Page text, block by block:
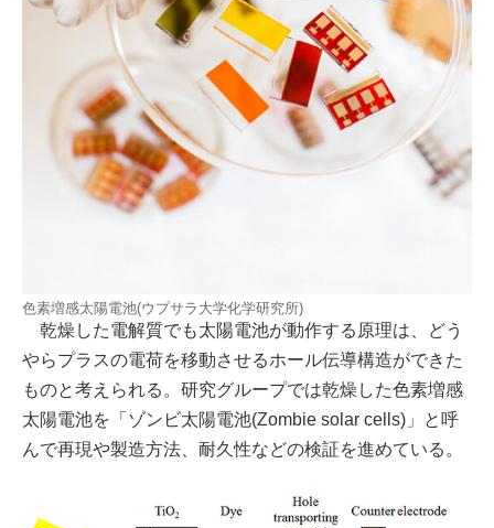
色素増感太陽電池(ウプサラ大学化学研究所)
乾燥した電解質でも太陽電池が動作する原理は、どう
やらプラスの電荷を移動させるホール伝導構造ができた
ものと考えられる。研究グループでは乾燥した色素増感
太陽電池を「ゾンビ太陽電池(Zombie solar cells)」と呼
んで再現や製造方法、耐久性などの検証を進めている。